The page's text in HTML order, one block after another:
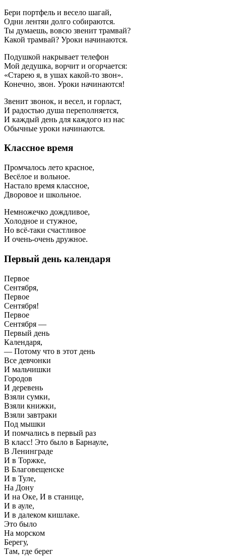
Бери портфель и весело шагай,
Одни лентяи долго собираются.
Ты думаешь, вовсю звенит трамвай?
Какой трамвай? Уроки начинаются.
Подушкой накрывает телефон
Мой дедушка, ворчит и огорчается:
«Старею я, в ушах какой-то звон».
Конечно, звон. Уроки начинаются!
Звенит звонок, и весел, и горласт,
И радостью душа переполняется,
И каждый день для каждого из нас
Обычные уроки начинаются.
Классное время
Промчалось лето красное,
Весёлое и вольное.
Настало время классное,
Дворовое и школьное.
Немножечко дождливое,
Холодное и стужное,
Но всё-таки счастливое
И очень-очень дружное.
Первый день календаря
Первое
Сентября,
Первое
Сентября!
Первое
Сентября —
Первый день
Календаря,
— Потому что в этот день
Все девчонки
И мальчишки
Городов
И деревень
Взяли сумки,
Взяли книжки,
Взяли завтраки
Под мышки
И помчались в первый раз
В класс! Это было в Барнауле,
В Ленинграде
И в Торжке,
В Благовещенске
И в Туле,
На Дону
И на Оке, И в станице,
И в ауле,
И в далеком кишлаке.
Это было
На морском
Берегу,
Там, где берег